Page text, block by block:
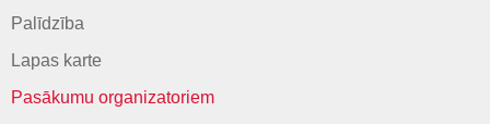
Palīdzība
Lapas karte
Pasākumu organizatoriem